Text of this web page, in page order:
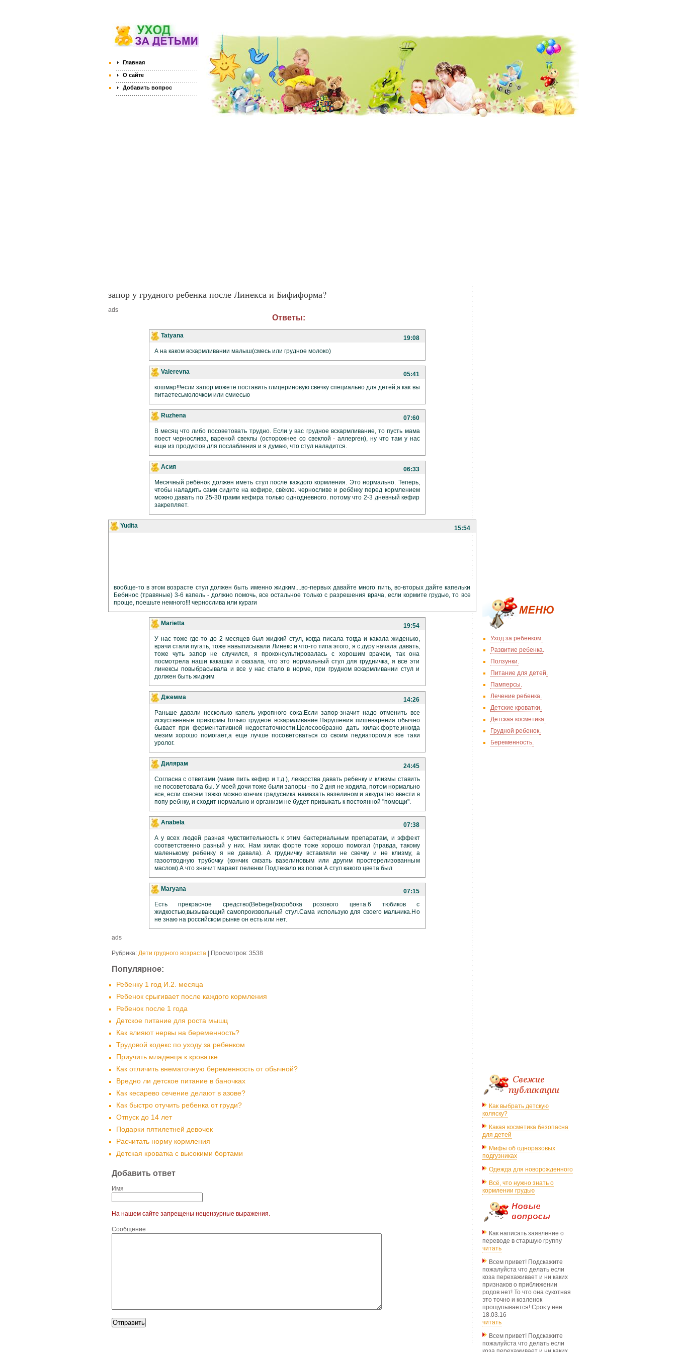
Главная
О сайте
Добавить вопрос
запор у грудного ребенка после Линекса и Бифиформа?
ads
Ответы:
Tatyana
19:08
А на каком вскармливании малыш(смесь или грудное молоко)
Valerevna
05:41
кошмар!!!если запор можете поставить глицериновую свечку специально для детей,а как вы
питаетесьмолочком или смиесью
Ruzhena
07:60
В месяц что либо посоветовать трудно. Если у вас грудное вскармливание, то пусть мама
поест чернослива, вареной свеклы (осторожнее со свеклой - аллерген), ну что там у нас
еще из продуктов для послабления и я думаю, что стул наладится.
Асия
06:33
Месячный ребёнок должен иметь стул после каждого кормления. Это нормально. Теперь,
чтобы наладить сами сидите на кефире, свёкле. черносливе и ребёнку перед кормлением
можно давать по 25-30 грамм кефира только однодневного. потому что 2-3 дневный кефир
закрепляет.
Yudita 15:54
вообще-то в этом возрасте стул должен быть именно жидким....во-первых давайте много пить, во-вторых дайте капельки
Бебинос (травяные) 3-6 капель - должно помочь, все остальное только с разрешения врача, если кормите грудью, то все
проще, поешьте немного!!! чернослива или кураги
Marietta
19:54
У нас тоже где-то до 2 месяцев был жидкий стул, когда писала тогда и какала жиденько,
врачи стали пугать, тоже навыписывали Линекс и что-то типа этого, я с дуру начала давать,
тоже чуть запор не случился, я проконсультировалась с хорошим врачем, так она
посмотрела наши какашки и сказала, что это нормальный стул для грудничка, я все эти
линексы повыбрасывала и все у нас стало в норме, при грудном вскармливании стул и
должен быть жидким
Джемма
14:26
Раньше давали несколько капель укропного сока.Если запор-значит надо отменить все
искуственные прикормы.Только грудное вскармливание.Нарушения пишеварения обычно
бывает при ферментативной недостаточности.Целесообразно дать хилак-форте,иногда
мезим хорошо помогает,а еще лучше посоветоваться со своим педиатором,я все таки
уролог.
Дилярам
24:45
Согласна с ответами (маме пить кефир и т.д.), лекарства давать ребенку и клизмы ставить
не посоветовала бы. У моей дочи тоже были запоры - по 2 дня не ходила, потом нормально
все, если совсем тяжко можно кончик градусника намазать вазелином и аккуратно ввести в
попу ребнку, и сходит нормально и организм не будет привыкать к постоянной "помощи".
Anabela
07:38
А у всех людей разная чувствительность к этим бактериальным препаратам, и эффект
соответственно разный у них. Нам хилак форте тоже хорошо помогал (правда, такому
маленькому ребенку я не давала). А грудничку вставляли не свечку и не клизму, а
газоотводную трубочку (кончик смзать вазелиновым или другим простерелизованным
маслом).А что значит марает пеленки Подтекало из попки А стул какого цвета был
Maryana
07:15
Есть прекрасное средство(Bеbеgel)коробока розового цвета.6 тюбиков с
жидкостью,вызывающий самопроизвольный стул.Сама использую для своего мальчика.Но
не знаю на российском рынке он есть или нет.
ads
Рубрика: Дети грудного возраста| Просмотров: 3538
Популярное:
Ребенку 1 год И.2. месяца
Ребенок срыгивает после каждого кормления
Ребенок после 1 года
Детское питание для роста мышц
Как влияют нервы на беременность?
Трудовой кодекс по уходу за ребенком
Приучить младенца к кроватке
Как отличить внематочную беременность от обычной?
Вредно ли детское питание в баночках
Как кесарево сечение делают в азове?
Как быстро отучить ребенка от груди?
Отпуск до 14 лет
Подарки пятилетней девочек
Расчитать норму кормления
Детская кроватка с высокими бортами
Добавить ответ
Имя
На нашем сайте запрещены нецензурные выражения.
Сообщение
Уход за ребенком.
Развитие ребенка.
Ползунки.
Питание для детей.
Памперсы.
Лечение ребенка.
Детские кроватки.
Детская косметика.
Грудной ребенок.
Беременность.
Как выбрать детскую
коляску?
Какая косметика безопасна
для детей
Мифы об одноразовых
подгузниках
Одежда для новорожденного
Всё, что нужно знать о
кормлении грудью
Как написать заявление о
переводе в старшую группу
читать
Всем привет! Подскажите
пожалуйста что делать если
коза перехаживает и ни каких
признаков о приближении
родов нет! То что она сукотная
это точно и козленок
прощупывается! Срок у нее
18.03.16
читать
Всем привет! Подскажите
пожалуйста что делать если